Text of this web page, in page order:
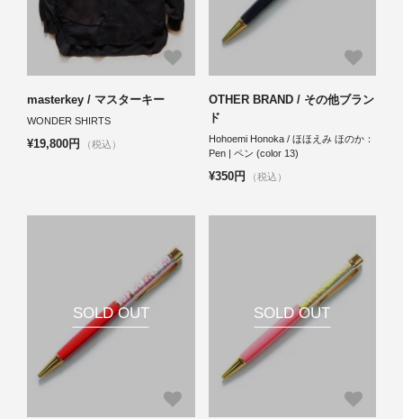
masterkey / マスターキー
WONDER SHIRTS
¥19,800円 （税込）
OTHER BRAND / その他ブラン
ド
Hohoemi Honoka / ほほえみ ほのか：
Pen | ペン (color 13)
¥350円 （税込）
SOLD OUT SOLD OUT